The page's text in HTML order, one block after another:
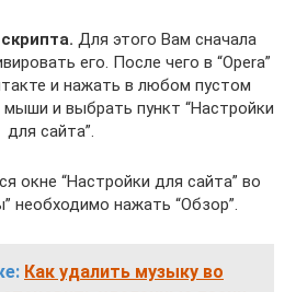
Для этого Вам сначала
его. После чего в “Opera”
и нажать в любом пустом
и выбрать пункт “Настройки
для сайта”.
окне “Настройки для сайта” во
необходимо нажать “Обзор”.
Как удалить музыку во